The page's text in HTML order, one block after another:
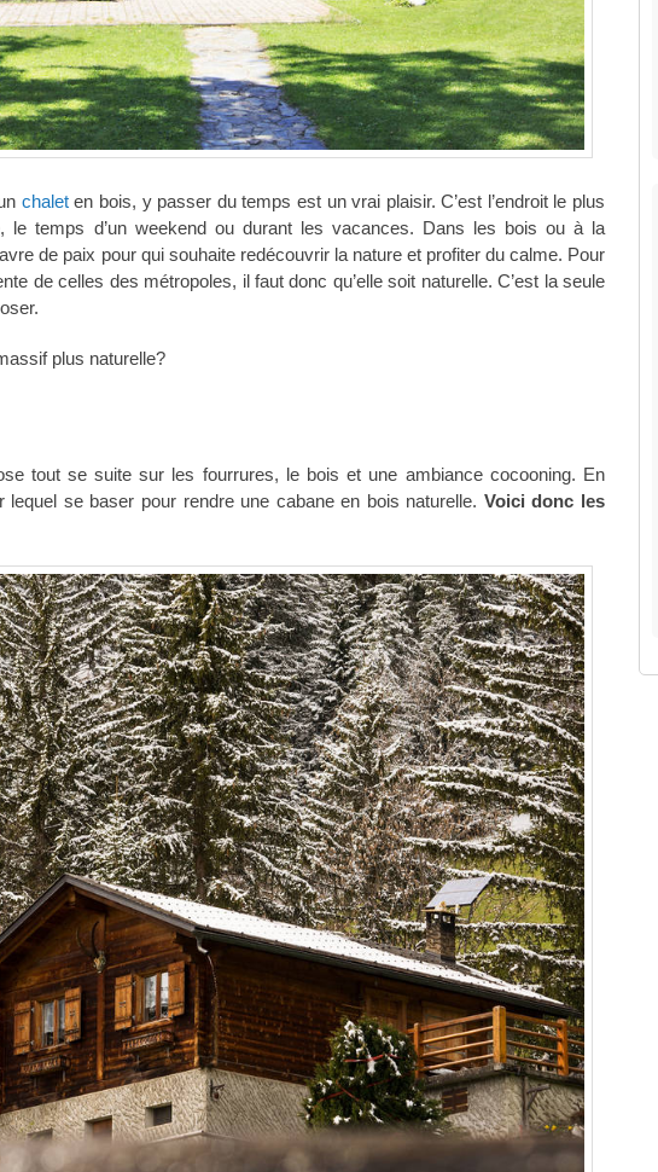
chaleten bois, y passer du temps est un vrai plaisir. C’est l’endroit le plus
temps d’un weekend ou durant les vacances. Dans les bois ou à la
de paix pour qui souhaite redécouvrir la nature et profiter du calme. Pour
de celles des métropoles, il faut donc qu’elle soit naturelle. C’est la seule
plus naturelle?
tout se suite sur les fourrures, le bois et une ambiance cocooning. En
se baser pour rendre une cabane en bois naturelle. Voici donc les